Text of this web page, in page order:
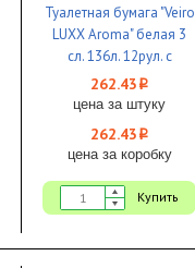
Туалетная бумага "Veiro
LUXX Aroma" белая 3
сл. 136л. 12рул. с
ароматом малины 1/6
262.43 i
цена за штуку
262.43 i
цена за коробку
Купить